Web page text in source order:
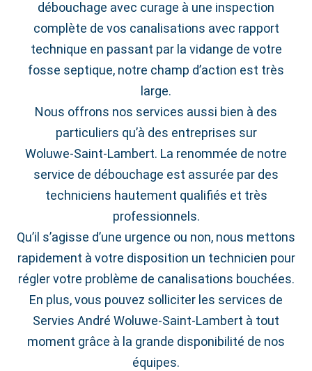
débouchage avec curage à une inspection
complète de vos canalisations avec rapport
technique en passant par la vidange de votre
fosse septique, notre champ d’action est très
large.
Nous offrons nos services aussi bien à des
particuliers qu’à des entreprises sur
Woluwe‑Saint‑Lambert. La renommée de notre
service de débouchage est assurée par des
techniciens hautement qualifiés et très
professionnels.
Qu’il s’agisse d’une urgence ou non, nous mettons
rapidement à votre disposition un technicien pour
régler votre problème de canalisations bouchées.
En plus, vous pouvez solliciter les services de
Servies André Woluwe‑Saint‑Lambert à tout
moment grâce à la grande disponibilité de nos
équipes.